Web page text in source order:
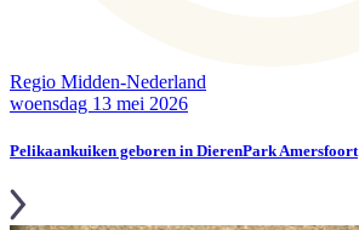
Regio Midden-Nederland
woensdag 13 mei 2026
Pelikaankuiken geboren in DierenPark Amersfoort